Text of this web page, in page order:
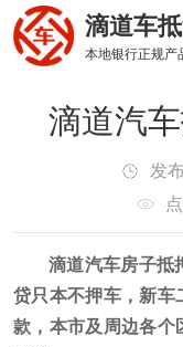
滴道车
本地银行正规产
滴道汽
发
滴道汽车房子抵
贷只本不押车，新车
款，本市及周边各个